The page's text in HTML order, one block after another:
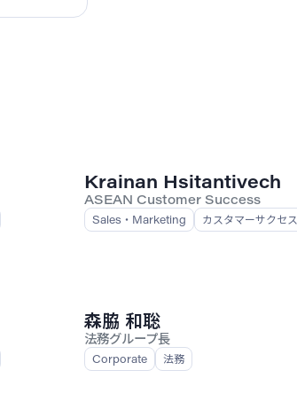
Krainan Hsitantivech
ASEAN Customer Success
Sales・Marketing カスタマーサクセス
森脇 和聡
法務グループ長
Corporate 法務